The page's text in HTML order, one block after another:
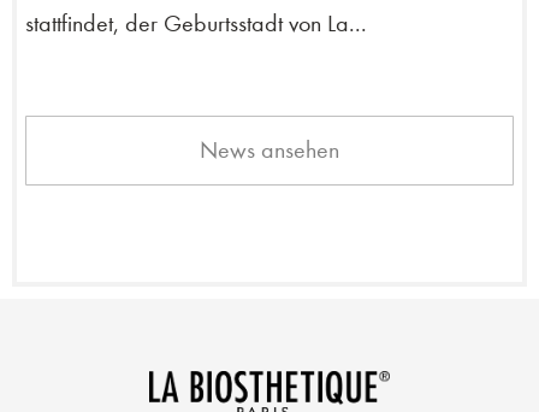
stattfindet, der Geburtsstadt von La...
News ansehen